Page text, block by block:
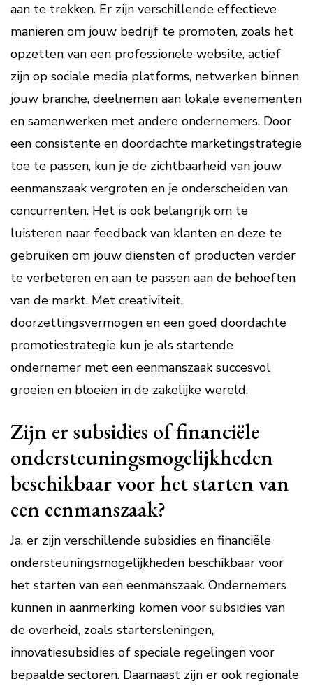
aan te trekken. Er zijn verschillende effectieve
manieren om jouw bedrijf te promoten, zoals het
opzetten van een professionele website, actief
zijn op sociale media platforms, netwerken binnen
jouw branche, deelnemen aan lokale evenementen
en samenwerken met andere ondernemers. Door
een consistente en doordachte marketingstrategie
toe te passen, kun je de zichtbaarheid van jouw
eenmanszaak vergroten en je onderscheiden van
concurrenten. Het is ook belangrijk om te
luisteren naar feedback van klanten en deze te
gebruiken om jouw diensten of producten verder
te verbeteren en aan te passen aan de behoeften
van de markt. Met creativiteit,
doorzettingsvermogen en een goed doordachte
promotiestrategie kun je als startende
ondernemer met een eenmanszaak succesvol
groeien en bloeien in de zakelijke wereld.
Zijn er subsidies of financiële
ondersteuningsmogelijkheden
beschikbaar voor het starten van
een eenmanszaak?
Ja, er zijn verschillende subsidies en financiële
ondersteuningsmogelijkheden beschikbaar voor
het starten van een eenmanszaak. Ondernemers
kunnen in aanmerking komen voor subsidies van
de overheid, zoals startersleningen,
innovatiesubsidies of speciale regelingen voor
bepaalde sectoren. Daarnaast zijn er ook regionale